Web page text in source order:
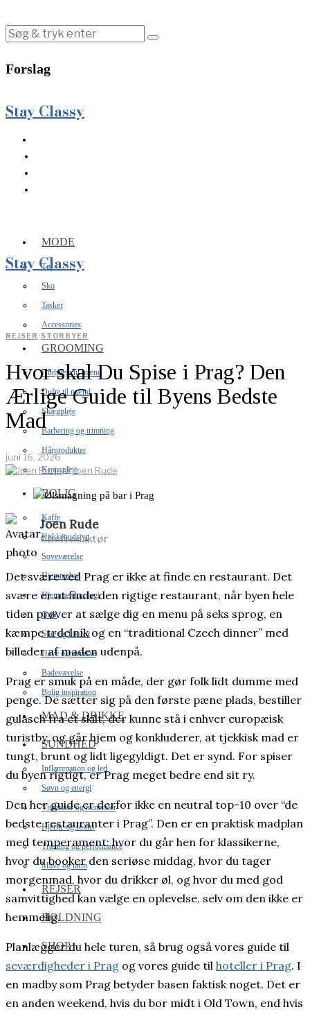
Forslag
Stay Classy
MODE
Tøj
Sko
Tasker
Accessories
GROOMING
Hudpleje til mænd
Dufte til mænd
Skægpleje
Barbering og trimning
Hårprodukter
Kropspleje
BOLIG
Kaffe
Køkkenudstyr
Soveværelse
Hjemmebar
Hjemmeteknologi
Grill
Stue og kontor
Have og terrasse
Badeværelse
Bolig inspiration
MAD & DRIKKE
SUNDHED
Inflammation og led
Søvn og energi
Vitaminer og mineraler
Hjerne og fokus
Træning og performance
Mave og tarm
REJSER
HOLDNING
SHOP
Stay Classy
REJSER ·STORBYER
Hvor skal Du Spise i Prag? Den
Ærlige Guide til Byens Bedste
Mad
juni 16, 2026
afJoen Rude
Joen Rude
Chefredaktør
Det svære ved Prag er ikke at finde en restaurant. Det
svære er at finde den rigtige restaurant, når byen hele
tiden prøver at sælge dig en menu på seks sprog, en
kæmpe trdelník og en “traditional Czech dinner” med
billeder af maden udenpå.
Prag er smuk på en måde, der gør folk lidt dumme med
penge. De sætter sig på den første pæne plads, bestiller
gulasch fra et skilt, der kunne stå i enhver europæisk
turistby, og går hjem og konkluderer, at tjekkisk mad er
tungt, brunt og lidt ligegyldigt. Det er synd. For spiser
du byen rigtigt, er Prag meget bedre end sit ry.
Den her guide er derfor ikke en neutral top-10 over “de
bedste restauranter i Prag”. Den er en praktisk madplan
med temperament: hvor du går hen for klassikerne,
hvor du booker den seriøse middag, hvor du tager
morgenmad, hvor du drikker øl, og hvor du med god
samvittighed kan vælge en oplevelse, selv om den ikke er
hemmelig.
Planlægger du hele turen, så brug også vores guide til
seværdigheder i Prag og vores guide til hoteller i Prag. I
en madby som Prag betyder basen faktisk noget. Det er
en anden weekend, hvis du bor midt i Old Town, end hvis